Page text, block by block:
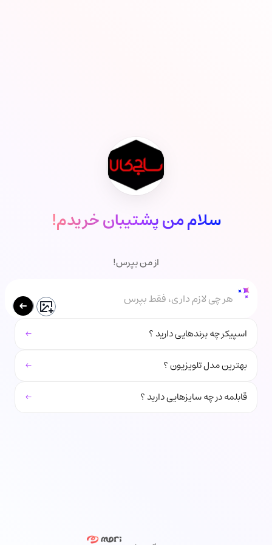
سلام من پشتیبان خریدم!
از من بپرس!
هر چی لازم داری، فقط بپرس
اسپیکر چه برندهایی دارید ؟ ←
بهترین مدل تلویزیون ؟ ←
قابلمه در چه سایزهایی دارید ؟ ←